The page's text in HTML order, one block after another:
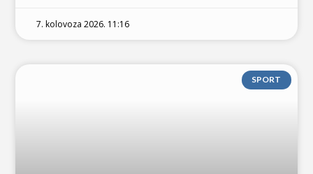
7. kolovoza 2026. 11:16
SPORT